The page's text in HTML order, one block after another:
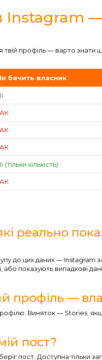
Instagram
профіль — варто
бачить власник
(тільки кількість)
реально
до цих даних — Instagram
показують випадкові
профіль —
Виняток — Stories:
пост?
пост. Доступна тільки